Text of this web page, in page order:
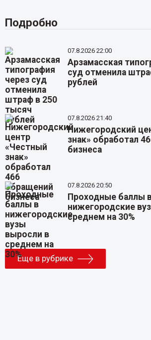
Подробно
07.8.2026 22:00
Арзамасская
суд отменила
рублей
07.8.2026 21:40
Нижегородский
знак» обработал
бизнеса
07.8.2026 20:50
Проходные баллы
нижегородские
среднем на 30%
Еще в рубрике